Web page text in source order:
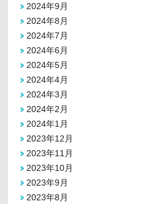
2024年9月
2024年8月
2024年7月
2024年6月
2024年5月
2024年4月
2024年3月
2024年2月
2024年1月
2023年12月
2023年11月
2023年10月
2023年9月
2023年8月